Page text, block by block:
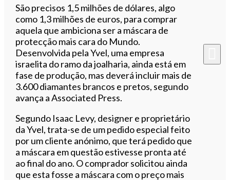
Ouvir este artigo
São precisos 1,5 milhões de dólares, algo
como 1,3 milhões de euros, para comprar
aquela que ambiciona ser a máscara de
protecção mais cara do Mundo.
Desenvolvida pela Yvel, uma empresa
israelita do ramo da joalharia, ainda está em
fase de produção, mas deverá incluir mais de
3.600 diamantes brancos e pretos, segundo
avança a Associated Press.
Segundo Isaac Levy, designer e proprietário
da Yvel, trata-se de um pedido especial feito
por um cliente anónimo, que terá pedido que
a máscara em questão estivesse pronta até
ao final do ano. O comprador solicitou ainda
que esta fosse a máscara com o preço mais